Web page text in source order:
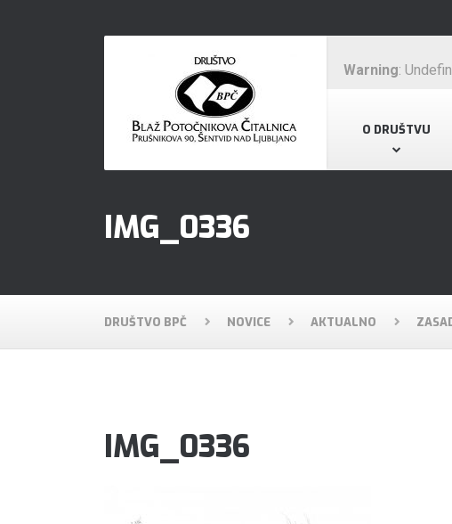
O DRUŠTVU
Warning:
IMG_0336
DRUŠTVO BPČ NOVICE AKTUALNO
IMG_0336